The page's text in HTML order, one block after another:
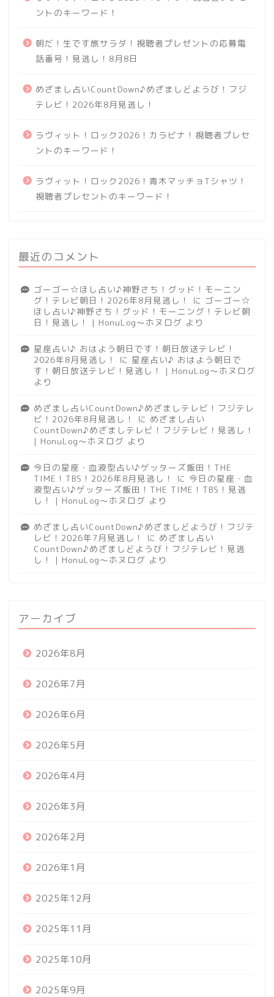
ントのキーワード！
朝だ！生です旅サラダ！視聴者プレゼントの応募電
話番号！見逃し！8月8日
めざまし占いCountDown♪めざましどようび！フジ
テレビ！2026年8月見逃し！
ラヴィット！ロック2026！カラビナ！視聴者プレセ
ントのキーワード！
ラヴィット！ロック2026！青木マッチョTシャツ！
視聴者プレセントのキーワード！
最近のコメント
ゴーゴー☆ほし占い♪神野さち！グッド！モーニン
グ！テレビ朝日！2026年8月見逃し！
に ゴーゴー☆
ほし占い♪神野さち！グッド！モーニング！テレビ朝
日！見逃し！ | HonuLog～ホヌログ より
星座占い♪ おはよう朝日です！朝日放送テレビ！
2026年8月見逃し！
に 星座占い♪ おはよう朝日で
す！朝日放送テレビ！見逃し！ | HonuLog～ホヌログ
より
めざまし占いCountDown♪めざましテレビ！フジテレ
ビ！2026年8月見逃し！
に めざまし占い
CountDown♪めざましテレビ！フジテレビ！見逃し！
| HonuLog～ホヌログ より
今日の星座・血液型占い♪ゲッターズ飯田！THE
TIME！TBS！2026年8月見逃し！
に 今日の星座・血
液型占い♪ゲッターズ飯田！THE TIME！TBS！見逃
し！ | HonuLog～ホヌログ より
めざまし占いCountDown♪めざましどようび！フジテ
レビ！2026年7月見逃し！
に めざまし占い
CountDown♪めざましどようび！フジテレビ！見逃
し！ | HonuLog～ホヌログ より
アーカイブ
2026年8月
2026年7月
2026年6月
2026年5月
2026年4月
2026年3月
2026年2月
2026年1月
2025年12月
2025年11月
2025年10月
2025年9月